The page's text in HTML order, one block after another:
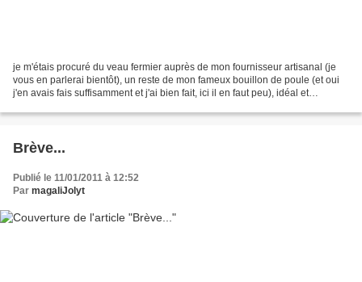
je m'étais procuré du veau fermier auprès de mon fournisseur artisanal (je
vous en parlerai bientôt), un reste de mon fameux bouillon de poule (et oui
j'en avais fais suffisamment et j'ai bien fait, ici il en faut peu), idéal et
Brève...
Publié le 11/01/2011 à 12:52
Par magaliJolyt